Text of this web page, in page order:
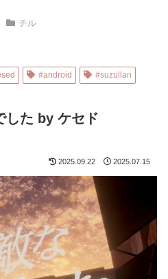
チル
#android #suzullan
した by ケセド
2025.09.22 2025.07.15